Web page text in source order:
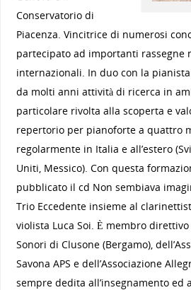
Conservatorio di
Piacenza. Vincitrice di numerosi
partecipato ad importanti rassegne
internazionali. In duo con la
da molti anni attività di ricerca in
particolare rivolta alla scoperta e
repertorio per pianoforte a quattro
regolarmente in Italia e all’estero
Uniti, Messico). Con questa
pubblicato il cd Non sembiava
Trio Eccedente insieme al
violista Luca Soi. È membro direttivo
Sonori di Clusone (Bergamo),
Savona APS e dell’Associazione
sempre dedita all’insegnamento ed